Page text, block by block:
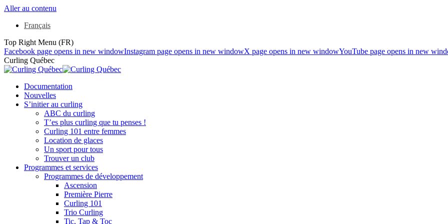
Aller au contenu
Français
Top Right Menu (FR)
Facebook page opens in new windowInstagram page opens in new windowX page opens in new windowYouTube page opens in new
Curling Québec
Documentation
Nouvelles
S’initier au curling
ABC du curling
T’es plus curling que tu penses !
Curling 101 entre femmes
Location de glaces
Un sport pour tous
Trouver un club
Programmes et services
Programmes de développement
Ascension
Première Pierre
Curling 101
Trio Curling
Tic, Tap & Toc